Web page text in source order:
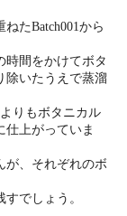
たBatch001から
時間をかけてボタ
除いたうえで蒸溜
りもボタニカル
仕上がっていま
が、それぞれのボ
でしょう。